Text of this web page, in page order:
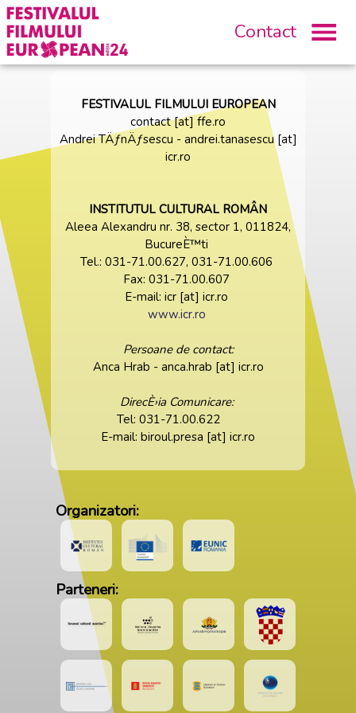
FESTIVALUL FILMULUI EUROPEAN
contact [at] ffe.ro
Andrei TÄƒnÄƒsescu - andrei.tanasescu [at]
icr.ro
INSTITUTUL CULTURAL ROMÂN
Aleea Alexandru nr. 38, sector 1, 011824,
BucureÈ™ti
Tel.: 031-71.00.627, 031-71.00.606
Fax: 031-71.00.607
E-mail: icr [at] icr.ro
www.icr.ro
Persoane de contact:
Anca Hrab - anca.hrab [at] icr.ro
DirecÈ›ia Comunicare:
Tel: 031-71.00.622
E-mail: biroul.presa [at] icr.ro
Organizatori:
Parteneri:
Contact